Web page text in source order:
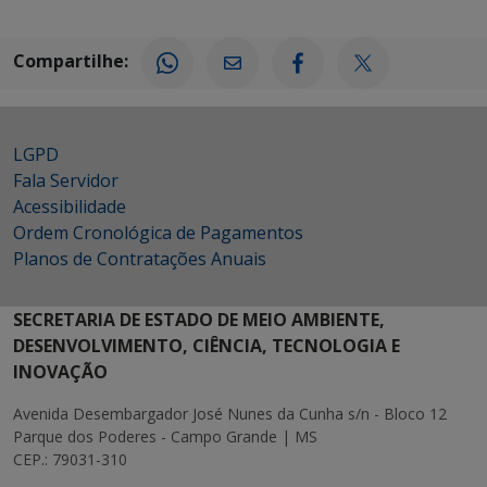
Compartilhe:
LGPD
Fala Servidor
Acessibilidade
Ordem Cronológica de Pagamentos
Planos de Contratações Anuais
SECRETARIA DE ESTADO DE MEIO AMBIENTE,
DESENVOLVIMENTO, CIÊNCIA, TECNOLOGIA E
INOVAÇÃO
Avenida Desembargador José Nunes da Cunha s/n - Bloco 12
Parque dos Poderes - Campo Grande | MS
CEP.: 79031-310